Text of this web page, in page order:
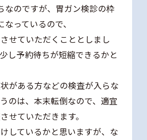
なのですが、胃ガン検診の枠
っているので、
せていただくこととしまし
し予約待ちが短縮できるかと
がある方などの検査が入らな
のは、本末転倒なので、適宜
せていただきます。
しているかと思いますが、な